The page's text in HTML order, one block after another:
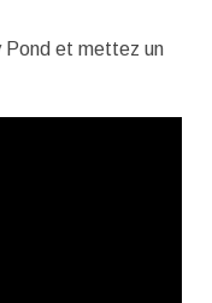
Pond et mettez un